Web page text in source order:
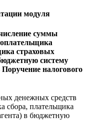
модуля
суммы
страховых
систему
налогового
денежных средств
сбора, плательщика
в бюджетную